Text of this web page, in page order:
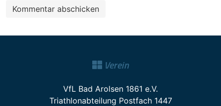
Verein
VfL Bad Arolsen 1861 e.V.
Triathlonabteilung Postfach 1447